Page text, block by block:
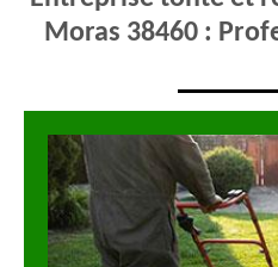
Moras 38460 :